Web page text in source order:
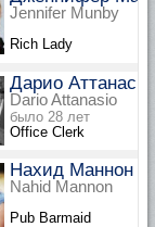
Jennifer Munby
Rich Lady
Дарио
Dario Attanasio
было 28 лет
Office Clerk
Нахид Маннон
Nahid Mannon
Pub Barmaid